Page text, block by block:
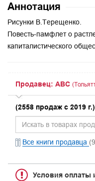
Аннотация
Рисунки В.Терещенко.
Повесть-памфлет о
капиталистического
Продавец: ABC
(2558 продаж с 2019 г.)
Все книги продавца
Условия оплаты